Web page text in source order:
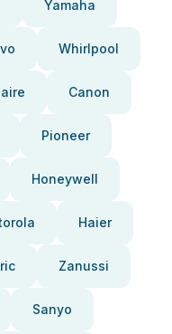
Yamaha
Whirlpool
Canon
Pioneer
Honeywell
Haier
Zanussi
Sanyo